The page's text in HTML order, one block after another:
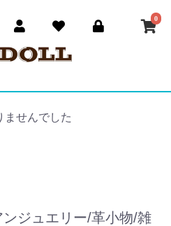
0
ませんでした
ジュエリー/革小物/雑